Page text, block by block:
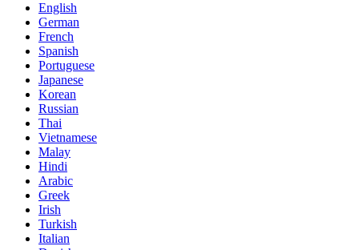
English
German
French
Spanish
Portuguese
Japanese
Korean
Russian
Thai
Vietnamese
Malay
Hindi
Arabic
Greek
Irish
Turkish
Italian